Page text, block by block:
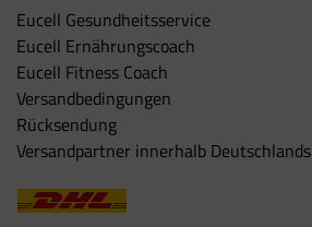
Eucell Gesundheitsservice
Eucell Ernährungscoach
Eucell Fitness Coach
Versandbedingungen
Rücksendung
Versandpartner innerhalb Deutschlands